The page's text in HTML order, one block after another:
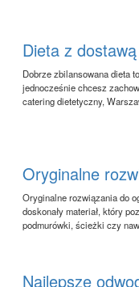
Dieta z
Dobrze zbilansowana dieta
jednocześnie chcesz
catering dietetyczny,
Oryginalne
Oryginalne rozwiązania do
doskonały materiał, który
podmurówki, ścieżki czy
Najlepsze